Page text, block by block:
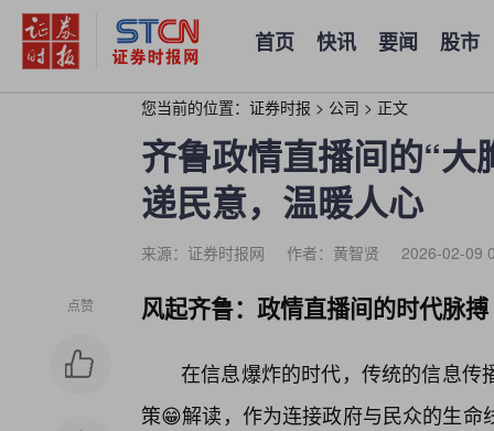
首页 快讯 要闻 股市
您当前的位置： 证券时报 > 公司 > 正文
齐鲁政情直播间的“
递民意，温暖人心
来源：证券时报网 作者：黄智贤 2026-02-09
点赞 风起齐鲁：政情直播间的时代脉搏
在信息爆炸的时代，传统的信息传
策😁解读，作为连接政府与民众的生